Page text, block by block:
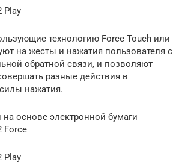
Play
технологию Force Touch или
на жесты и нажатия пользователя с
обратной связи, и позволяют
разные действия в
нажатия.
основе электронной бумаги
Force
Play